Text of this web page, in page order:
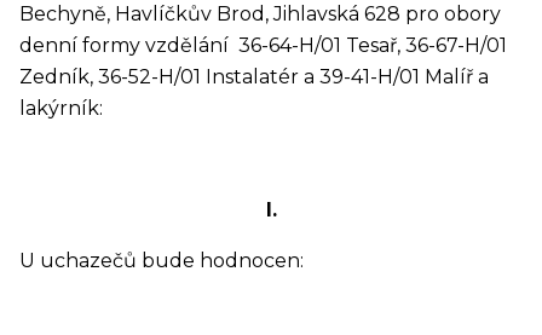
Bechyně, Havlíčkův Brod, Jihlavská 628 pro obory
denní formy vzdělání 36-64-H/01 Tesař, 36-67-H/01
Zedník, 36-52-H/01 Instalatér a 39-41-H/01 Malíř a
lakýrník:
I.
U uchazečů bude hodnocen: